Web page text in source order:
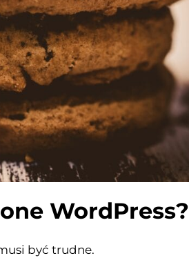
WordPress?
być trudne.